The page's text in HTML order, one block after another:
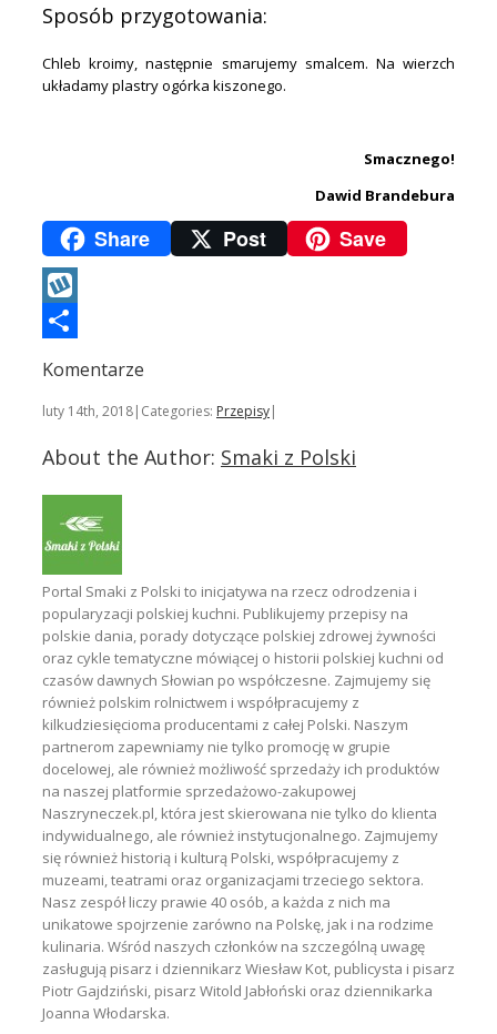
Sposób przygotowania:
Chleb kroimy, następnie smarujemy smalcem. Na wierzch
układamy plastry ogórka kiszonego.
Smacznego!
Dawid Brandebura
Share Post Save
Wykop
Komentarze
luty 14th, 2018| Categories: Przepisy|
About the Author: Smaki z Polski
Portal Smaki z Polski to inicjatywa na rzecz odrodzenia i
popularyzacji polskiej kuchni. Publikujemy przepisy na
polskie dania, porady dotyczące polskiej zdrowej żywności
oraz cykle tematyczne mówiącej o historii polskiej kuchni od
czasów dawnych Słowian po współczesne. Zajmujemy się
również polskim rolnictwem i współpracujemy z
kilkudziesięcioma producentami z całej Polski. Naszym
partnerom zapewniamy nie tylko promocję w grupie
docelowej, ale również możliwość sprzedaży ich produktów
na naszej platformie sprzedażowo-zakupowej
Naszryneczek.pl, która jest skierowana nie tylko do klienta
indywidualnego, ale również instytucjonalnego. Zajmujemy
się również historią i kulturą Polski, współpracujemy z
muzeami, teatrami oraz organizacjami trzeciego sektora.
Nasz zespół liczy prawie 40 osób, a każda z nich ma
unikatowe spojrzenie zarówno na Polskę, jak i na rodzime
kulinaria. Wśród naszych członków na szczególną uwagę
zasługują pisarz i dziennikarz Wiesław Kot, publicysta i pisarz
Piotr Gajdziński, pisarz Witold Jabłoński oraz dziennikarka
Joanna Włodarska.